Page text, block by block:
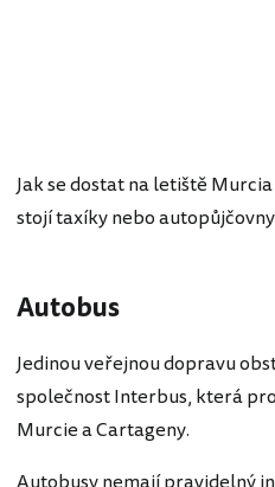
Jak se dostat na letiště
stojí taxíky nebo
Autobus
Jedinou veřejnou dopravu
společnost Interbus, která
Murcie a Cartageny.